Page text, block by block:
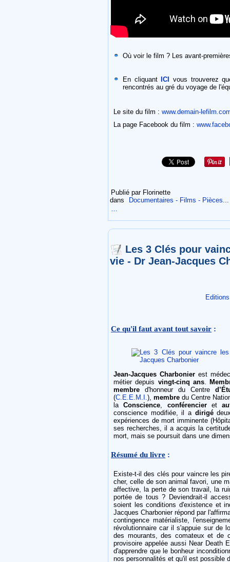
Où voir le film ? Les avant-
En cliquant ICI
vous trouverez
rencontrés au gré du voyage de
Le site du film : www.demain-
La page Facebook du film :
Publié par Florinette
dans
Documentaires - Films - Pièces...
…
Les 3 Clés pour
vie - Dr Jean-Jacques
Ce qu'il faut avant tout savoir :
Jean-Jacques Charbonierest
métier depuis vingt-cinq ans.
membre d'honneur du Centre
(C.E.E.M.I. ),membre du Centre
laConscience conférencieret
conscience modifiée, il a dirigé
expériences de mort imminente
ses recherches, il a acquis la
mort, mais se poursuit dans une
Résumé du livre :
Existe-t-il des clés pour vaincre les
cher, celle de son animal favori, une
affective, la perte de son travail, la
portée de tous ? Deviendrait-il
soient les conditions d'existence et
Jacques Charbonier répond par
contingence matérialiste,
révolutionnaire car il s'appuie sur de
des mourants, des comateux et de
provisoire appelée aussi Near Death
d'apprendre que le bonheur
nos personnalités et qu'il est possible